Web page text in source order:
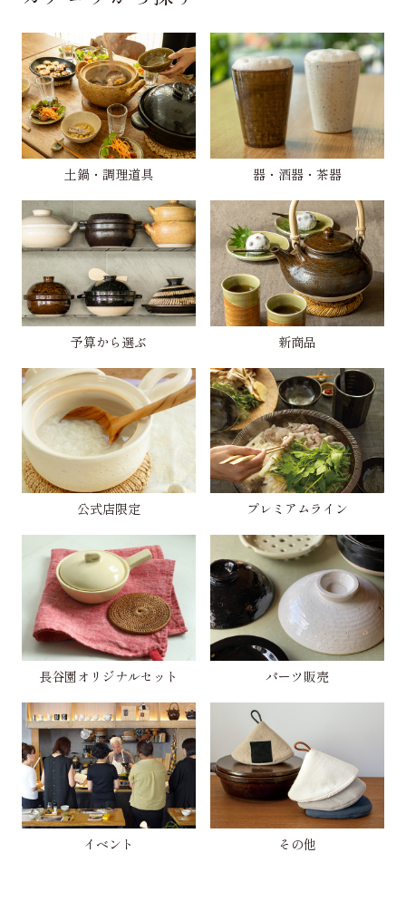
土鍋・調理道具 器・酒器・茶器
予算から選ぶ 新商品
公式店限定 プレミアムライン
長谷園オリジナルセット パーツ販売
イベント その他